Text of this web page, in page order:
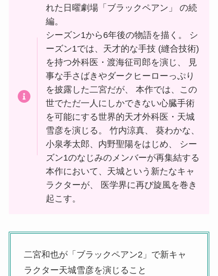
れた日曜劇場「ブラックペアン」 の続
編。
シーズン1から6年後の物語を描く。 シ
ーズン1では、天才的な手技 (縫合技術)
を持つ外科医・渡海征司郎を演じ、 見
事な手さばきやダークヒーローっぷり
を披露した二宮だが、 本作では、この
世でただ一人にしかできない心臓手術
を可能にする世界的天才外科医・天城
雪彦を演じる。 竹内涼真、 葵わかな、
小泉孝太郎、内野聖陽をはじめ、 シー
ズン1のなじみのメンバーが再集結する
本作において、天城という新たなキャ
ラクターが、 医学界に再び旋風を巻き
起こす。
二宮和也が「ブラックペアン2」で新キャ
ラクター天城雪彦を演じること